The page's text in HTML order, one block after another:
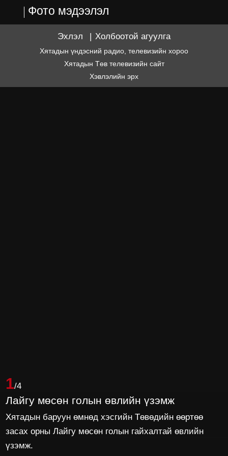
Фото мэдээлэл
1/4
Лайгу мөсөн голын өвлийн үзэмж
Хятадын баруун өмнөд хэсгийн Төвөдийн өөртөө
засах орны Лайгу мөсөн голын гайхалтай өвлийн
үзэмж.
Эхлэл Холбоотой агуулга
Хятадын үндэсний радио, телевизийн хороо
Хятадын Төв телевизийн сайт
Хэвлэлийн эрх